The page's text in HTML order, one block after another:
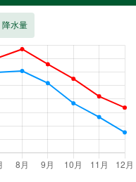
降水量